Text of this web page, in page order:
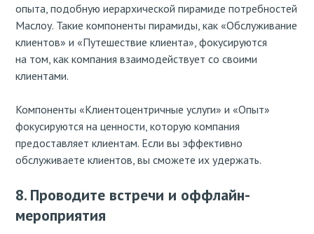
опыта, подобную иерархической пирамиде потребностей
Маслоу. Такие компоненты пирамиды, как «Обслуживание
клиентов» и «Путешествие клиента», фокусируются
на том, как компания взаимодействует со своими
клиентами.
Компоненты «Клиентоцентричные услуги» и «Опыт»
фокусируются на ценности, которую компания
предоставляет клиентам. Если вы эффективно
обслуживаете клиентов, вы сможете их удержать.
8. Проводите встречи и оффлайн-
мероприятия